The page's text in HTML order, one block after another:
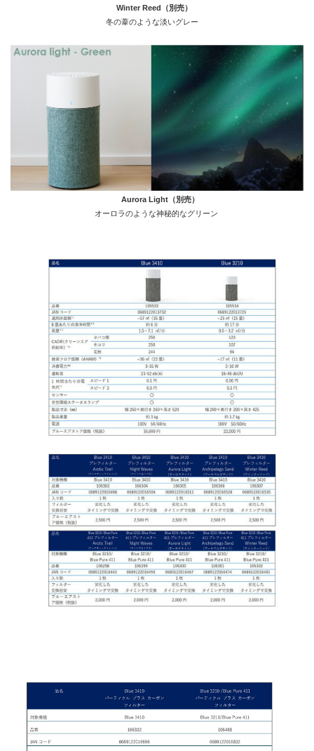
Winter Reed（別売）
冬の葦のような淡いグレー
Aurora Light（別売）
オーロラのような神秘的なグリーン